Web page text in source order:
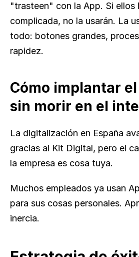
"trasteen" con la App. Si ellos
complicada, no la usarán. La
todo: botones grandes,
rapidez.
Cómo implantar
sin morir en el
La digitalización en España
gracias al Kit Digital, pero el
la empresa es cosa tuya.
Muchos empleados ya usan
para sus cosas personales.
inercia.